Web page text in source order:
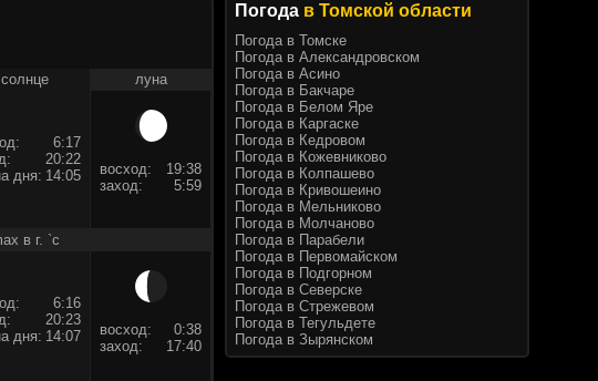
солнце луна
6:17
20:22
дня: 14:05 восход:
19:38
заход:
5:59
в г. `c
6:16
20:23
дня: 14:07 восход:
0:38
заход:
17:40
Погода в Томской области
Погода в Томске
Погода в Александровском
Погода в Асино
Погода в Бакчаре
Погода в Белом Яре
Погода в Каргаске
Погода в Кедровом
Погода в Кожевниково
Погода в Колпашево
Погода в Кривошеино
Погода в Мельниково
Погода в Молчаново
Погода в Парабели
Погода в Первомайском
Погода в Подгорном
Погода в Северске
Погода в Стрежевом
Погода в Тегульдете
Погода в Зырянском